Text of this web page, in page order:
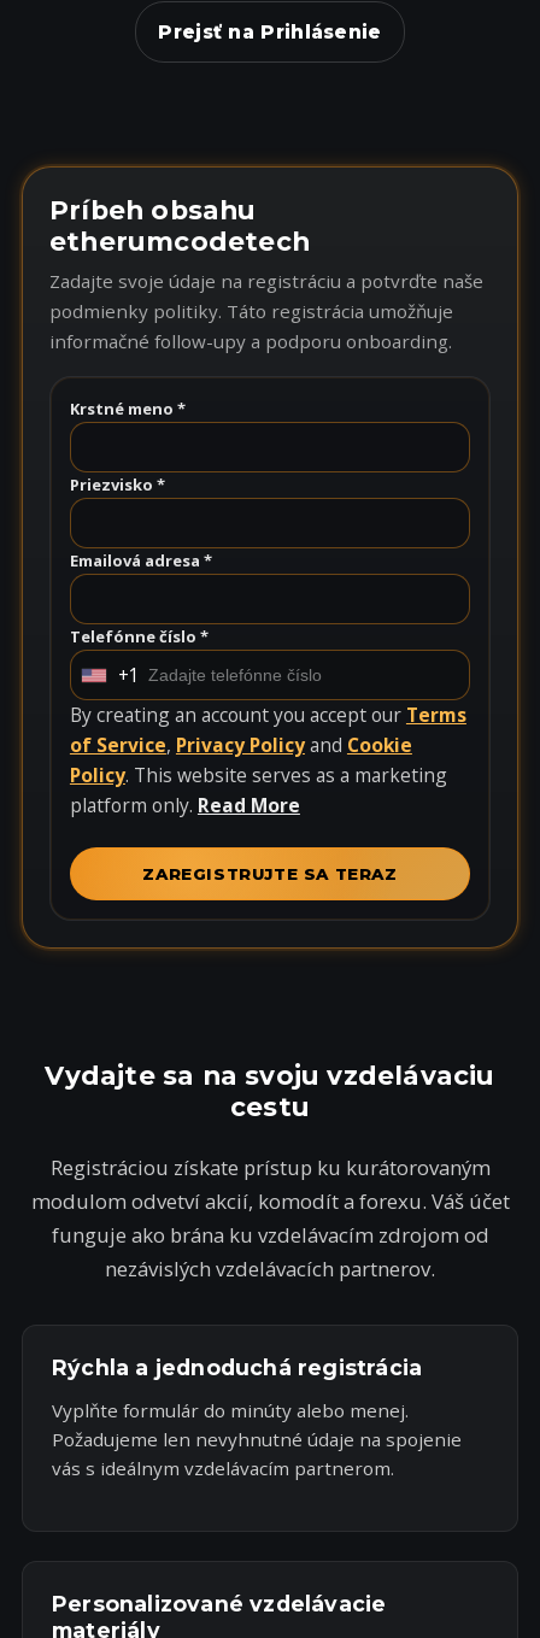
Prejsť na Prihlásenie
Príbeh obsahu
etherumcodetech
Zadajte svoje údaje na registráciu a potvrďte naše
podmienky politiky. Táto registrácia umožňuje
informačné follow-upy a podporu onboarding.
Krstné meno *
Priezvisko *
Emailová adresa *
Telefónne číslo *
U
n
i
t
e
t
a
t
1
+1
By creating an account you accept our Terms
of Service, Privacy Policyand Cookie
Policy. This website serves as a marketing
platform only. Read More
ZAREGISTRUJTE SA TERAZ
Vydajte sa na svoju vzdelávaciu
cestu
Registráciou získate prístup ku kurátorovaným
modulom odvetví akcií, komodít a forexu. Váš účet
funguje ako brána ku vzdelávacím zdrojom od
nezávislých vzdelávacích partnerov.
Rýchla a jednoduchá registrácia
Vyplňte formulár do minúty alebo menej.
Požadujeme len nevyhnutné údaje na spojenie
vás s ideálnym vzdelávacím partnerom.
Personalizované vzdelávacie
materiály